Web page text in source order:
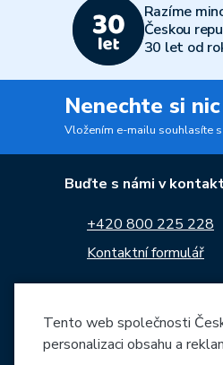
Razíme
Českou
30 let od
Nenechte si
Vložením e-mailu souhlasíte s
Buďte s námi v
+420 800 225 228
Kontaktní formulář
Tento web společnosti
personalizaci obsahu a